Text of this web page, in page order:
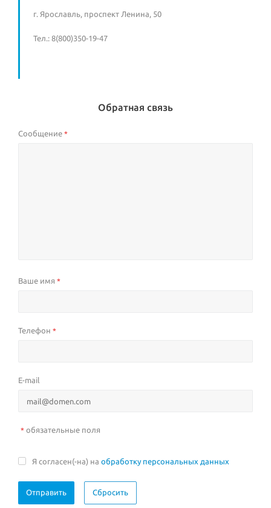
г. Ярославль, проспект Ленина, 50
Тел.: 8(800)350-19-47
Обратная связь
Сообщение *
Ваше имя *
Телефон *
E-mail
* обязательные поля
Я согласен(-на) на обработку персональных данных
Сбросить